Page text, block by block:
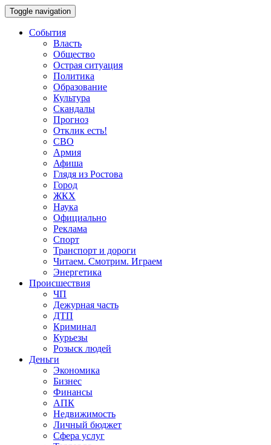
Toggle navigation
События
Власть
Общество
Острая ситуация
Политика
Образование
Культура
Скандалы
Прогноз
Отклик есть!
СВО
Армия
Афиша
Глядя из Ростова
Город
ЖКХ
Наука
Официально
Реклама
Спорт
Транспорт и дороги
Читаем. Смотрим. Играем
Энергетика
Происшествия
ЧП
Дежурная часть
ДТП
Криминал
Курьезы
Розыск людей
Деньги
Экономика
Бизнес
Финансы
АПК
Недвижимость
Личный бюджет
Сфера услуг